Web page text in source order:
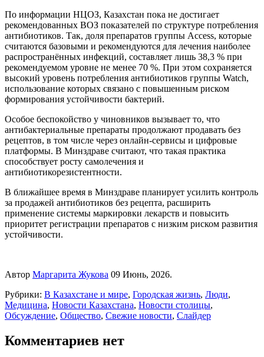
По информации НЦОЗ, Казахстан пока не достигает
рекомендованных ВОЗ показателей по структуре потребления
антибиотиков. Так, доля препаратов группы Access, которые
считаются базовыми и рекомендуются для лечения наиболее
распространённых инфекций, составляет лишь 38,3 % при
рекомендуемом уровне не менее 70 %. При этом сохраняется
высокий уровень потребления антибиотиков группы Watch,
использование которых связано с повышенным риском
формирования устойчивости бактерий.
Особое беспокойство у чиновников вызывает то, что
антибактериальные препараты продолжают продавать без
рецептов, в том числе через онлайн-сервисы и цифровые
платформы. В Минздраве считают, что такая практика
способствует росту самолечения и
антибиотикорезистентности.
В ближайшее время в Минздраве планирует усилить контроль
за продажей антибиотиков без рецепта, расширить
применение системы маркировки лекарств и повысить
приоритет регистрации препаратов с низким риском развития
устойчивости.
Автор Маргарита Жукова 09 Июнь, 2026.
Рубрики: В Казахстане и мире, Городская жизнь, Люди,
Медицина, Новости Казахстана, Новости столицы,
Обсуждение, Общество, Свежие новости, Слайдер
Комментариев нет